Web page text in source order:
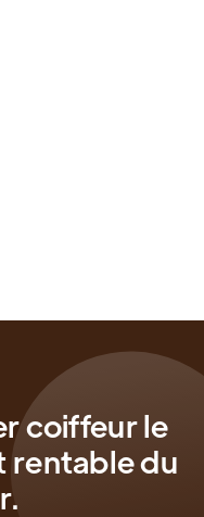
coiffeur le
rentable du